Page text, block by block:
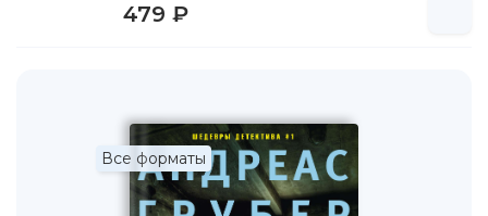
479 ₽
Все форматы